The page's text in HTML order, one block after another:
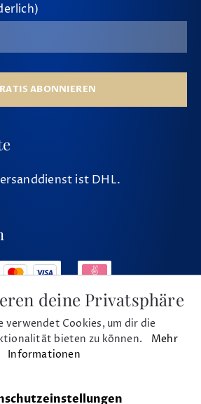
ABONNIEREN
ist DHL.
deine Privatsphäre
verwendet Cookies, um dir die
bieten zu können. Mehr
Informationen